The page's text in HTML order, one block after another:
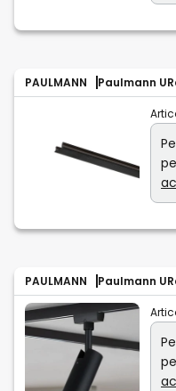
PAULMANN Paulmann
PAULMANN Paulmann